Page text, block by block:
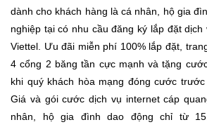
dành cho khách hàng là cá nhân, hộ gia
nghiệp tại có nhu cầu đăng ký lắp đặt dịch
Viettel. Ưu đãi miễn phí 100% lắp đặt,
4 cổng 2 băng tần cực mạnh và tặng
khi quý khách hòa mạng đóng cước trước
Giá và gói cước dịch vụ internet cáp
nhân, hộ gia đình dao động chỉ từ